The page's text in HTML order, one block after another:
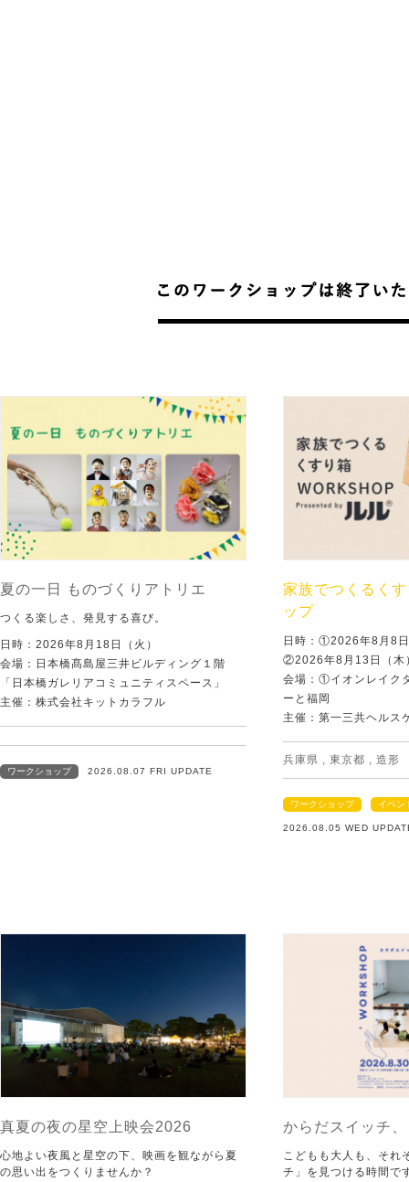
夏の一日 ものづくりアトリエ
つくる楽しさ、発見する喜び。
日時：2026年8月18日（火）
会場：日本橋髙島屋三井ビルディング１階
「日本橋ガレリアコミュニティスペース」
主催：株式会社キットカラフル
ワークショップ 2026.08.07 FRI UPDATE
家族でつくるく
ップ
日時：①2026年8月8
②2026年8月13日（木
会場：①イオンレイ
ーと福岡
主催：第一三共ヘルス
兵庫県 , 東京都 , 造形
ワークショップ イベン
2026.08.05 WED
真夏の夜の星空上映会2026
心地よい夜風と星空の下、映画を観ながら夏
の思い出をつくりませんか？
からだスイッチ
こどもも大人も、それ
チ」を見つける時間で